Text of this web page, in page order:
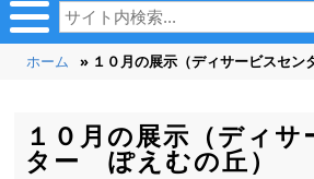
ホーム » １０月の展示（ディサービスセン
１０月の展示（ディサ
ター ぽえむの丘）